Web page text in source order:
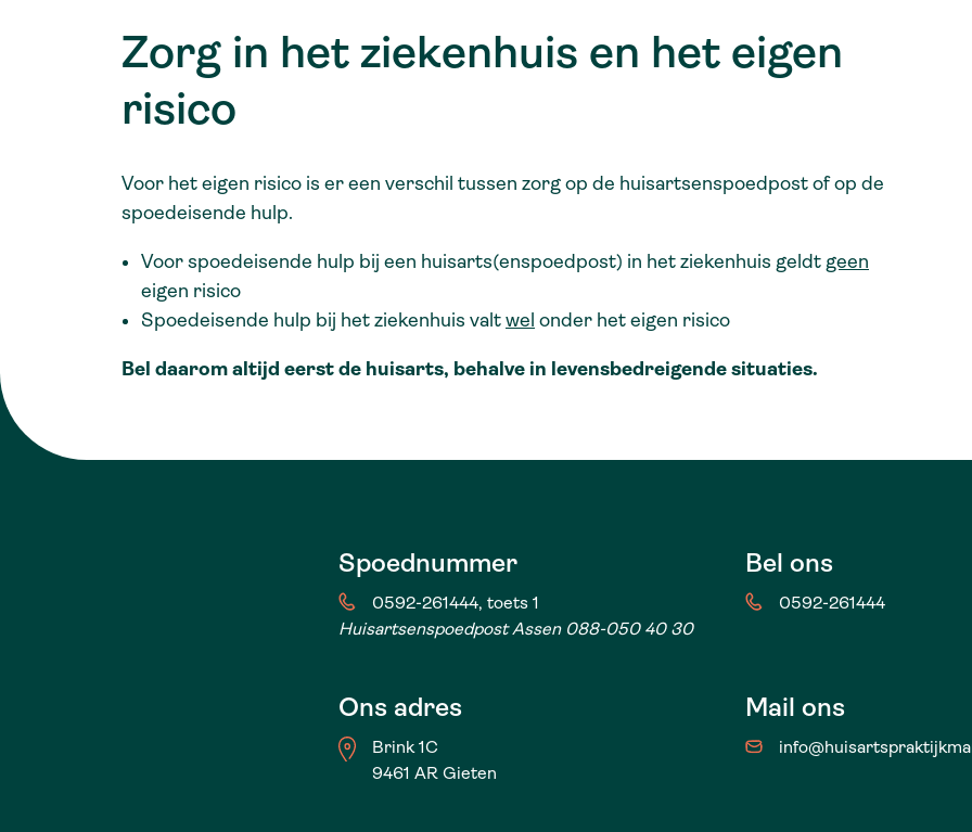
Zorg in het ziekenhuis en het eigen
risico
Voor het eigen risico is er een verschil tussen zorg op de huisartsenspoedpost of op de
spoedeisende hulp.
Voor spoedeisende hulp bij een huisarts(enspoedpost) in het ziekenhuis geldt geen
eigen risico
Spoedeisende hulp bij het ziekenhuis valt wel onder het eigen risico
Bel daarom altijd eerst de huisarts, behalve in levensbedreigende situaties.
Spoednummer
0592-261444, toets 1
Huisartsenspoedpost Assen 088-050 40 30
Bel ons
0592-261444
Ons adres
Brink 1C
9461 AR Gieten
Mail ons